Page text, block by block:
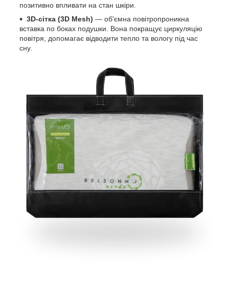
позитивно впливати на стан шкіри.
3D-сітка (3D Mesh) — об'ємна повітропроникна
вставка по боках подушки. Вона покращує циркуляцію
повітря, допомагає відводити тепло та вологу під час
сну.